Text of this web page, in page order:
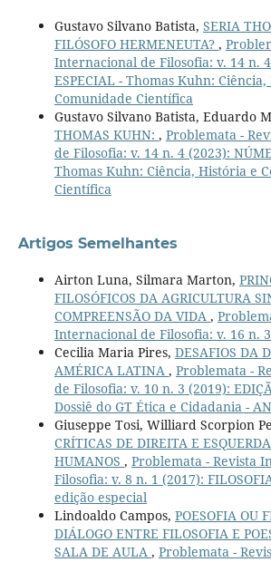
Gustavo Silvano Batista, SERIA
FILÓSOFO HERMENEUTA? ,
Internacional de Filosofia: v. 14 n.
ESPECIAL - Thomas Kuhn:
Comunidade Científica
Gustavo Silvano Batista, Eduardo
THOMAS KUHN: , Problemata -
de Filosofia: v. 14 n. 4 (2023):
Thomas Kuhn: Ciência, História e
Científica
Artigos Semelhantes
Airton Luna, Silmara Marton,
FILOSÓFICOS DA AGRICULTURA
COMPREENSÃO DA VIDA ,
Internacional de Filosofia: v. 16 n.
Cecilia Maria Pires, DESAFIOS DA
AMÉRICA LATINA , Problemata -
de Filosofia: v. 10 n. 3 (2019):
Dossiê do GT Ética e Cidadania -
Giuseppe Tosi, Williard Scorpion
CRÍTICAS DE DIREITA E
HUMANOS , Problemata - Revista
Filosofia: v. 8 n. 1 (2017):
edição especial
Lindoaldo Campos, POESOFIA OU
DIÁLOGO ENTRE FILOSOFIA E
SALA DE AULA , Problemata -